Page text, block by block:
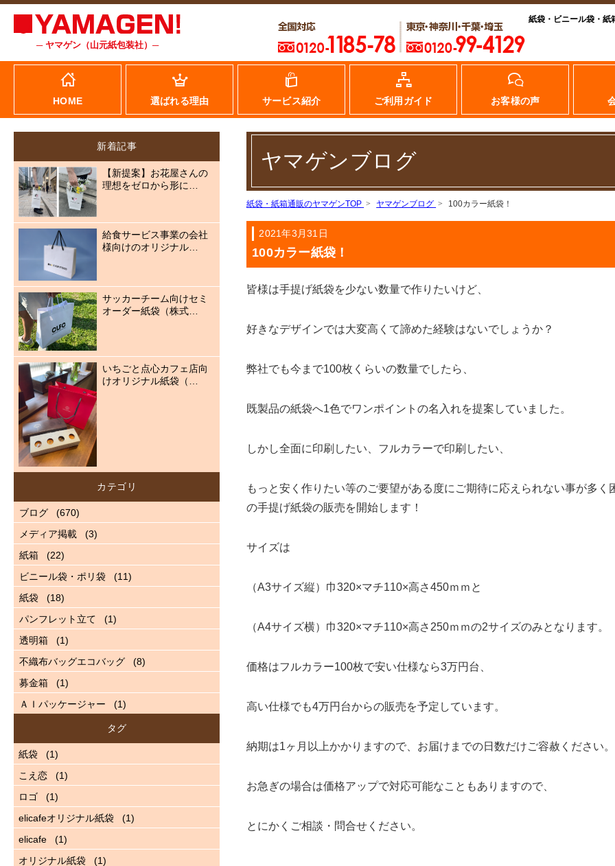
─ ヤマゲン（山元紙包装社）─
紙袋・ビニール袋・
HOME 選ばれる理由 サービス紹介 ご利用ガイド お客様の声
ヤマゲンブログ
紙袋・紙箱通販のヤマゲンTOP ヤマゲンブログ 100カラー紙袋！
2021年3月31日
100カラー紙袋！
皆様は手提げ紙袋を少ない数量で作りたいけど、
好きなデザインでは大変高くて諦めた経験はないでしょうか？
弊社でも今まで100枚くらいの数量でしたら、
既製品の紙袋へ1色でワンポイントの名入れを提案していました。
しかし全面に印刷したい、フルカラーで印刷したい、
もっと安く作りたい等のご要望がある度にご期待に応えられない事が多
の手提げ紙袋の販売を開始します！
サイズは
（A3サイズ縦）巾320×マチ110×高さ450ｍｍと
（A4サイズ横）巾320×マチ110×高さ250ｍｍの2サイズのみとなります。
価格はフルカラー100枚で安い仕様なら3万円台、
高い仕様でも4万円台からの販売を予定しています。
納期は1ヶ月以上かかりますので、お届けまでの日数だけご容赦ください。
お急ぎの場合は価格アップで対応可能なこともありますので、
とにかくご相談・問合せください。
新着記事
【新提案】お花屋さんの
理想をゼロから形に…
給食サービス事業の会社
様向けのオリジナル…
サッカーチーム向けセミ
オーダー紙袋（株式…
いちごと点心カフェ店向
けオリジナル紙袋（…
カテゴリ
ブログ
(670)
メディア掲載
(3)
紙箱
(22)
ビニール袋・ポリ袋
(11)
紙袋
(18)
パンフレット立て
(1)
透明箱
(1)
不織布バッグエコバッグ
(8)
募金箱
(1)
ＡＩパッケージャー
(1)
タグ
紙袋
(1)
こえ恋
(1)
ロゴ
(1)
elicafeオリジナル紙袋
(1)
elicafe
(1)
オリジナル紙袋
(1)